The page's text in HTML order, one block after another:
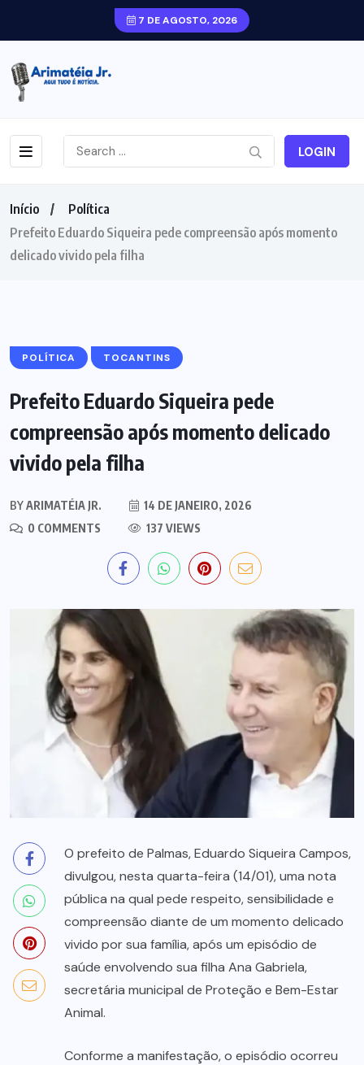
7 DE AGOSTO, 2026
LOGIN
Início
Política
Prefeito Eduardo Siqueira pede compreensão após momento
delicado vivido pela filha
POLÍTICA TOCANTINS
Prefeito Eduardo Siqueira pede
compreensão após momento delicado
vivido pela filha
BYARIMATÉIA JR.
14 DE JANEIRO, 2026
0 COMMENTS
137 VIEWS
O prefeito de Palmas, Eduardo Siqueira Campos,
divulgou, nesta quarta-feira (14/01), uma nota
pública na qual pede respeito, sensibilidade e
compreensão diante de um momento delicado
vivido por sua família, após um episódio de
saúde envolvendo sua filha Ana Gabriela,
secretária municipal de Proteção e Bem-Estar
Animal.
Conforme a manifestação, o episódio ocorreu